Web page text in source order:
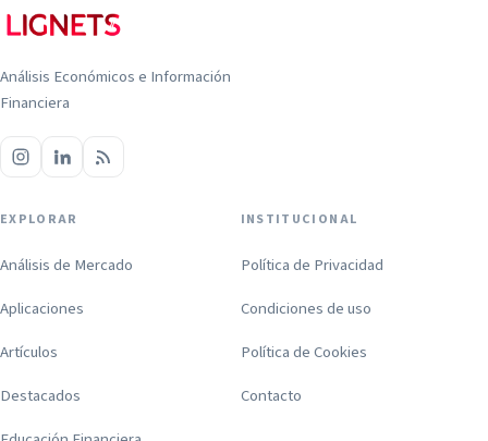
Análisis Económicos e Información
Financiera
EXPLORAR
Análisis de Mercado
Aplicaciones
Artículos
Destacados
INSTITUCIONAL
Política de Privacidad
Condiciones de uso
Política de Cookies
Contacto